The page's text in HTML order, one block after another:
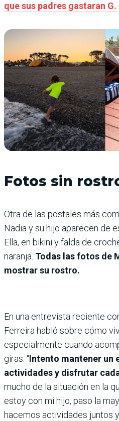
que sus padres gastaran
Fotos sin
Otra de las postales más
Nadia y su hijo aparecen de
Ella, en bikini y falda de
naranja. Todas las fotos de
mostrar su rostro.
En una entrevista reciente
Ferreira habló sobre cómo
especialmente cuando
giras. “Intento mantener un
actividades y disfrutar
mucho de la situación en la
estoy con mi hijo, paso la
hacemos actividades juntos